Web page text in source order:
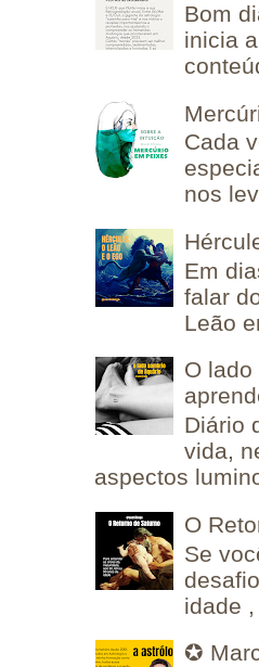
Bom
inicia
Cada
nos
Em
falar
Leão
O
Diário
vida,
aspectos
O
Se
idade
✪